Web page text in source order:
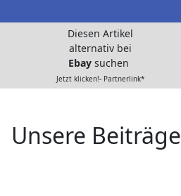
Diesen Artikel
alternativ bei
Ebay suchen
Jetzt klicken!- Partnerlink*
Unsere Beiträge